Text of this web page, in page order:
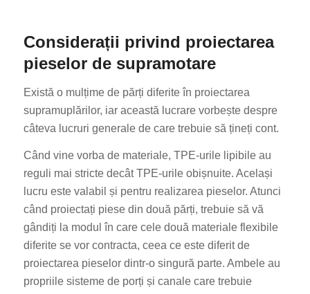
Considerații privind proiectarea
pieselor de supramotare
Există o mulțime de părți diferite în proiectarea
supramuplărilor, iar această lucrare vorbește despre
câteva lucruri generale de care trebuie să țineți cont.
Când vine vorba de materiale, TPE-urile lipibile au
reguli mai stricte decât TPE-urile obișnuite. Același
lucru este valabil și pentru realizarea pieselor. Atunci
când proiectați piese din două părți, trebuie să vă
gândiți la modul în care cele două materiale flexibile
diferite se vor contracta, ceea ce este diferit de
proiectarea pieselor dintr-o singură parte. Ambele au
propriile sisteme de porți și canale care trebuie